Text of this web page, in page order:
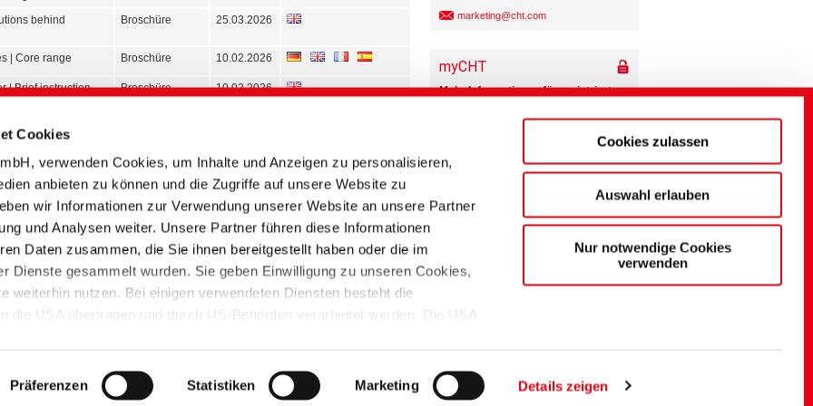
Cookies
verwenden Cookies, um Inhalte und Anzeigen zu personalisieren,
anbieten zu können und die Zugriffe auf unsere Website zu
wir Informationen zur Verwendung unserer Website an unsere Partner
und Analysen weiter. Unsere Partner führen diese Informationen
Daten zusammen, die Sie ihnen bereitgestellt haben oder die im
Dienste gesammelt wurden. Sie geben Einwilligung zu unseren Cookies,
weiterhin nutzen. Bei einigen verwendeten Diensten besteht die
die USA übertragen und durch US-Behörden verarbeitet werden. Die USA
Privacy Framework zertifiziert haben und somit der
der EU-Kommission gem. Art. 45 DS-GVO greift.
Präferenzen Statistiken Marketing Details zeigen
Cookies zulassen
Auswahl erlauben
Nur notwendige Cookies
verwenden
behind
Broschüre 25.03.2026
| Core range Broschüre 10.02.2026
| Brief instruction Broschüre 10.02.2026
11-4201
Technische
Information
03.02.2026
19.01.2026
FASHION NEWS
2026
Technische
Information
21.10.2025
Autumn/Winter
ePaper 21.10.2025
| Release of
Dokument 18.07.2025
| Resource
dyeing
ePaper 12.03.2025
marketing@cht.com